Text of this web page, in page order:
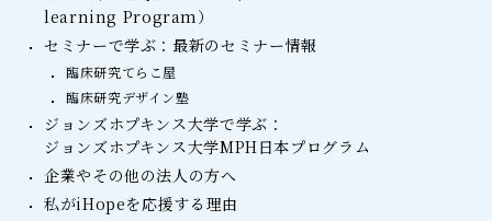
learning Program）
セミナーで学ぶ：最新のセミナー情報
臨床研究てらこ屋
臨床研究デザイン塾
ジョンズホプキンス大学で学ぶ：
ジョンズホプキンス大学MPH日本プログラム
企業やその他の法人の方へ
私がiHopeを応援する理由